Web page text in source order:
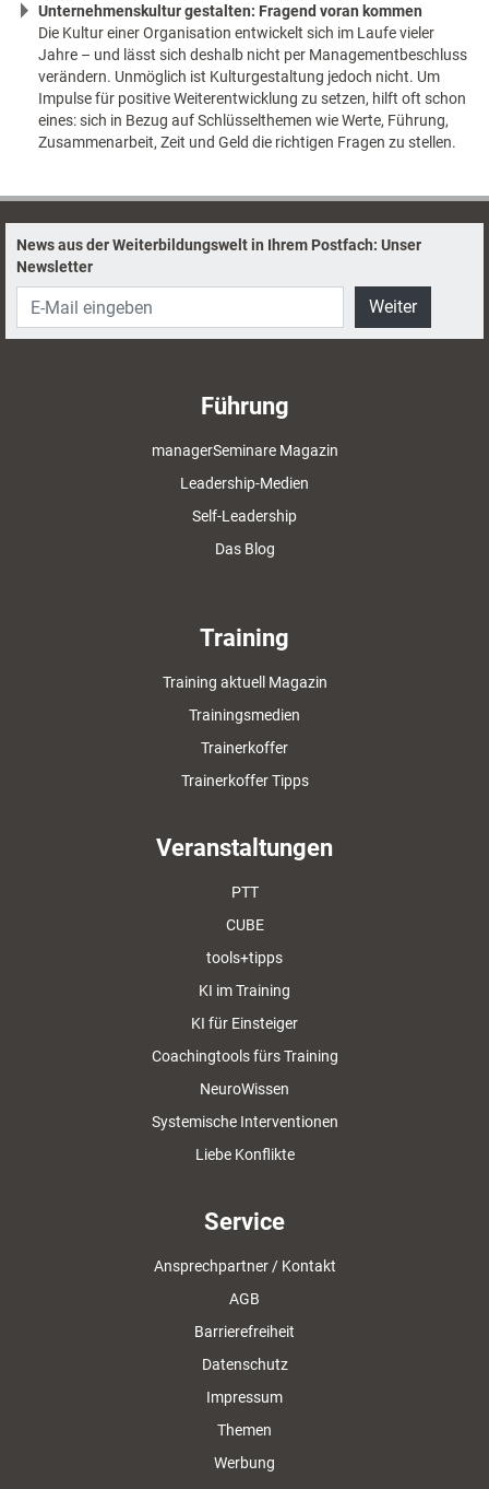
Unternehmenskultur gestalten: Fragend voran kommen
Die Kultur einer Organisation entwickelt sich im Laufe vieler
Jahre – und lässt sich deshalb nicht per Managementbeschluss
verändern. Unmöglich ist Kulturgestaltung jedoch nicht. Um
Impulse für positive Weiterentwicklung zu setzen, hilft oft schon
eines: sich in Bezug auf Schlüsselthemen wie Werte, Führung,
Zusammenarbeit, Zeit und Geld die richtigen Fragen zu stellen.
News aus der Weiterbildungswelt in Ihrem Postfach: Unser
Newsletter
Weiter
Führung
managerSeminare Magazin
Leadership-Medien
Self-Leadership
Das Blog
Training
Training aktuell Magazin
Trainingsmedien
Trainerkoffer
Trainerkoffer Tipps
Veranstaltungen
PTT
CUBE
tools+tipps
KI im Training
KI für Einsteiger
Coachingtools fürs Training
NeuroWissen
Systemische Interventionen
Liebe Konflikte
Service
Ansprechpartner / Kontakt
AGB
Barrierefreiheit
Datenschutz
Impressum
Themen
Werbung